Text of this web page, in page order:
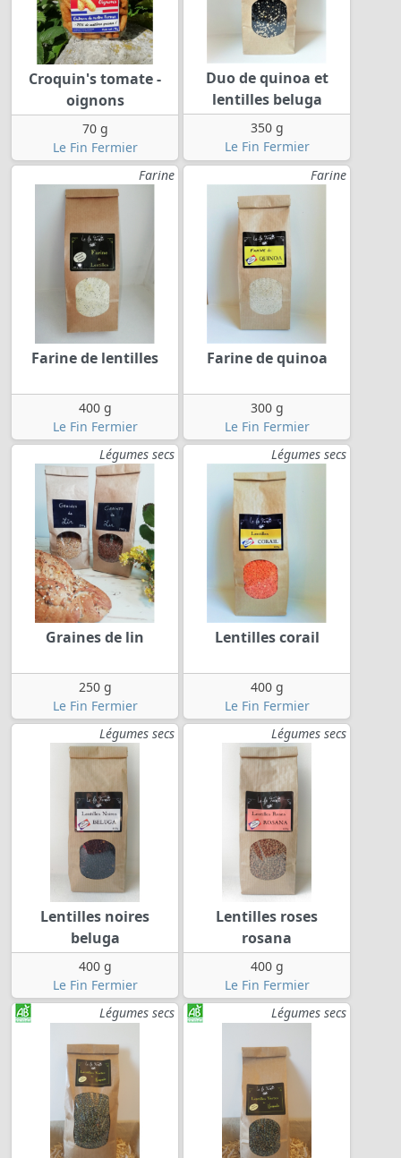
Croquin's tomate -
oignons
70 g
Le Fin Fermier
Duo de quinoa et
lentilles beluga
350 g
Le Fin Fermier
Farine
Farine de lentilles
400 g
Le Fin Fermier
Farine
Farine de quinoa
300 g
Le Fin Fermier
Légumes secs
Graines de lin
250 g
Le Fin Fermier
Légumes secs
Lentilles corail
400 g
Le Fin Fermier
Légumes secs
Lentilles noires
beluga
400 g
Le Fin Fermier
Légumes secs
Lentilles roses
rosana
400 g
Le Fin Fermier
Légumes secs
Légumes secs